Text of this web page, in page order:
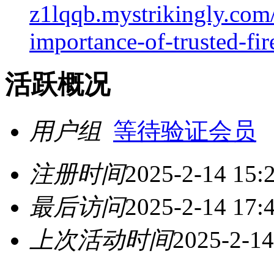
importance-of-trusted-
活跃概况
用户组 等待验证会员
注册时间2025-2-14
最后访问2025-2-14
上次活动时间2025-2-